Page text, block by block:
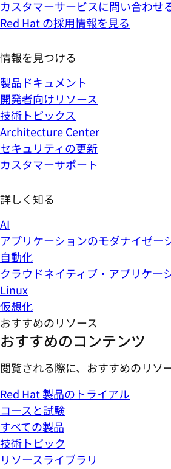
カスタマーサービスに問い合わせ
Red Hat の採用情報を見る
情報を見つける
製品ドキュメント
開発者向けリソース
技術トピックス
Architecture Center
セキュリティの更新
カスタマーサポート
詳しく知る
AI
アプリケーションのモダナイゼー
自動化
クラウドネイティブ・アプリケー
Linux
仮想化
おすすめのリソース
おすすめのコンテンツ
閲覧される際に、おすすめのリソ
Red Hat 製品のトライアル
コースと試験
すべての製品
技術トピック
リソースライブラリ